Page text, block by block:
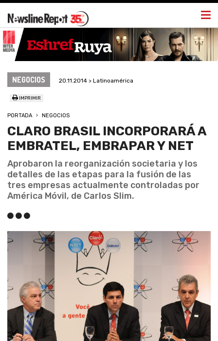
NEGOCIOS 20.11.2014 > Latinoamérica
IMPRIMIR
PORTADA NEGOCIOS
CLARO BRASIL INCORPORARÁ A
EMBRATEL, EMBRAPAR Y NET
Aprobaron la reorganización societaria y los
detalles de las etapas para la fusión de las
tres empresas actualmente controladas por
América Móvil, de Carlos Slim.